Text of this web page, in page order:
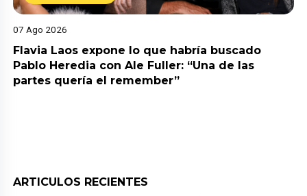
07 Ago 2026
Flavia Laos expone lo que habría buscado
Pablo Heredia con Ale Fuller: “Una de las
partes quería el remember”
ARTICULOS RECIENTES